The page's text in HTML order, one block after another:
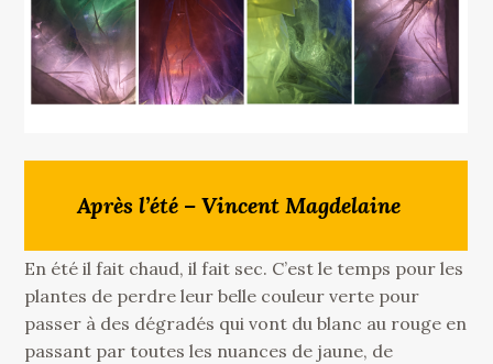
Après l’été – Vincent Magdelaine
En été il fait chaud, il fait sec. C’est le temps pour les
plantes de perdre leur belle couleur verte pour
passer à des dégradés qui vont du blanc au rouge en
passant par toutes les nuances de jaune, de